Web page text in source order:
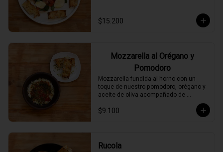
$15.200
Mozzarella al Orégano y
Pomodoro
Mozzarella fundida al horno con un
toque de nuestro pomodoro, orégano y
aceite de oliva acompañado de
$9.100
Rucola